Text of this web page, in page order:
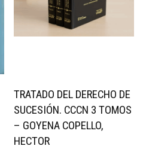
TRATADO DEL DERECHO DE
SUCESIÓN. CCCN 3 TOMOS
– GOYENA COPELLO,
HECTOR